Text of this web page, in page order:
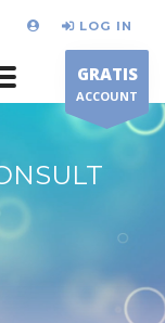
LOG IN
GRATIS
ACCOUNT